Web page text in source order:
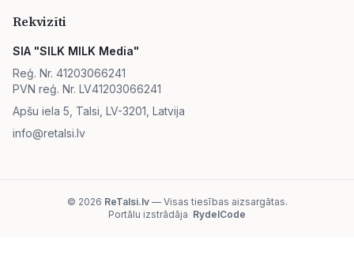
Rekvizīti
SIA "SILK MILK Media"
Reģ. Nr. 41203066241
PVN reģ. Nr. LV41203066241
Apšu iela 5, Talsi, LV-3201, Latvija
info@retalsi.lv
© 2026 ReTalsi.lv— Visas tiesības aizsargātas.
Portālu izstrādāja RydelCode